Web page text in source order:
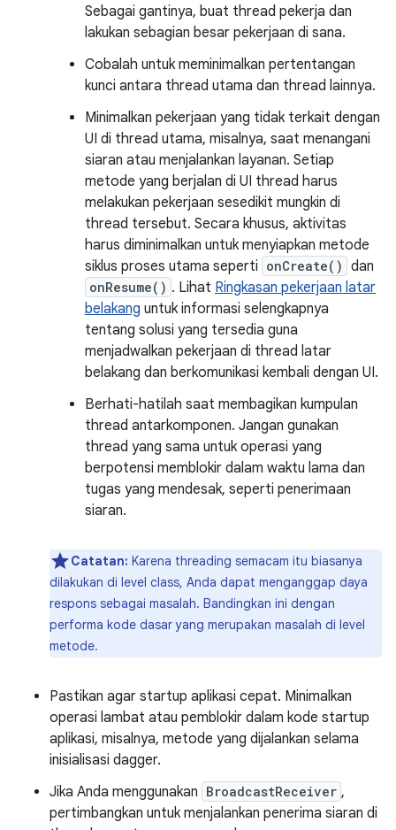
Sebagai gantinya, buat thread pekerja dan
lakukan sebagian besar pekerjaan di sana.
Cobalah untuk meminimalkan pertentangan
kunci antara thread utama dan thread lainnya.
Minimalkan pekerjaan yang tidak terkait dengan
UI di thread utama, misalnya, saat menangani
siaran atau menjalankan layanan. Setiap
metode yang berjalan di UI thread harus
melakukan pekerjaan sesedikit mungkin di
thread tersebut. Secara khusus, aktivitas
harus diminimalkan untuk menyiapkan metode
siklus proses utama seperti onCreate() dan
onResume() . Lihat Ringkasan pekerjaan latar
belakang untuk informasi selengkapnya
tentang solusi yang tersedia guna
menjadwalkan pekerjaan di thread latar
belakang dan berkomunikasi kembali dengan UI.
Berhati-hatilah saat membagikan kumpulan
thread antarkomponen. Jangan gunakan
thread yang sama untuk operasi yang
berpotensi memblokir dalam waktu lama dan
tugas yang mendesak, seperti penerimaan
siaran.
Catatan: Karena threading semacam itu biasanya
dilakukan di level class, Anda dapat menganggap daya
respons sebagai masalah. Bandingkan ini dengan
performa kode dasar yang merupakan masalah di level
metode.
Pastikan agar startup aplikasi cepat. Minimalkan
operasi lambat atau pemblokir dalam kode startup
aplikasi, misalnya, metode yang dijalankan selama
inisialisasi dagger.
Jika Anda menggunakan BroadcastReceiver ,
pertimbangkan untuk menjalankan penerima siaran di